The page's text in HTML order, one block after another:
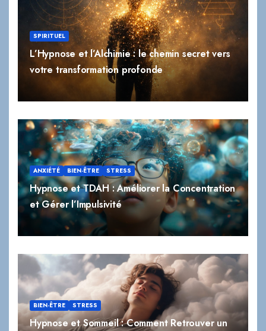
SPIRITUEL
L’Hypnose et l’Alchimie : le chemin secret vers
votre transformation profonde
ANXIÉTÉ BIEN-ÊTRE STRESS
Hypnose et TDAH : Améliorer la Concentration
et Gérer l’Impulsivité
BIEN-ÊTRE STRESS
Hypnose et Sommeil : Comment Retrouver un